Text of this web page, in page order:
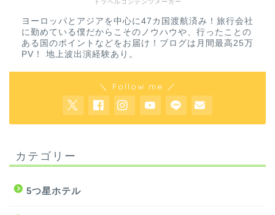
トラベルコンテンツメーカー
ヨーロッパとアジアを中心に47カ国渡航済み！旅行会社
に勤めている僕だからこそのノウハウや、行ったことの
ある国のポイントなどをお届け！ブログは月間最高25万
PV！ 地上波出演経験あり。
＼ Follow me ／
カテゴリー
5つ星ホテル